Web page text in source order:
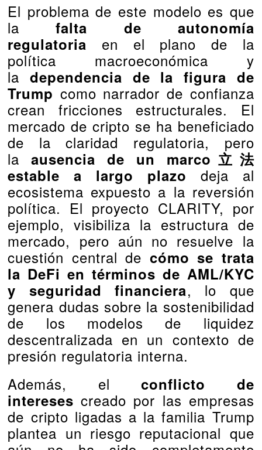
El problema de este modelo es que
lafalta de autonomía
regulatoria en el plano de la
política macroeconómica y
ladependencia de la figura de
Trump como narrador de confianza
crean fricciones estructurales. El
mercado de cripto se ha beneficiado
de la claridad regulatoria, pero
laausencia de un marco立法
estable a largo plazo deja al
ecosistema expuesto a la reversión
política. El proyecto CLARITY, por
ejemplo, visibiliza la estructura de
mercado, pero aún no resuelve la
cuestión central de cómo se trata
la DeFi en términos de AML/KYC
y seguridad financiera, lo que
genera dudas sobre la sostenibilidad
de los modelos de liquidez
descentralizada en un contexto de
presión regulatoria interna.
Además, elconflicto de
intereses creado por las empresas
de cripto ligadas a la familia Trump
plantea un riesgo reputacional que